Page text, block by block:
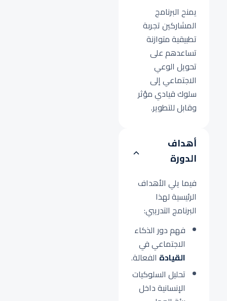
يمنح البرنامج
المشاركين تجربة
تطبيقية متوازنة
تساعدهم على
تحويل الوعي
الاجتماعي إلى
سلوك قيادي مؤثر
وقابل للتطوير.
أهداف
الدورة
فيما يلي الأهداف
الرئيسية لهذا
البرنامج التدريبي:
فهم دور الذكاء
الاجتماعي في
القيادة الفعالة.
تحليل السلوكيات
الإنسانية داخل